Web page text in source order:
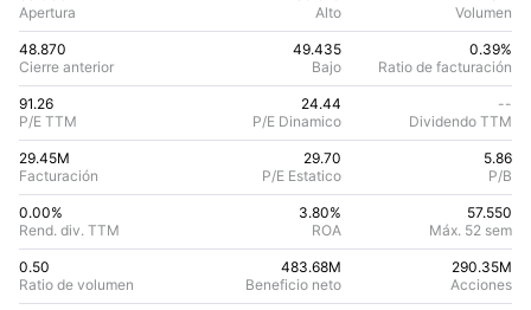
Apertura
Alto
Volumen
91.26
P/E TTM
24.44
P/E Dinamico
--
Dividendo TTM
0.39%
Ratio de facturación
48.870
Cierre anterior
49.435
Bajo
29.45M
Facturación
29.70
P/E Estatico
5.86
P/B
0.00%
Rend. div. TTM
3.80%
ROA
57.550
Máx. 52 sem
0.50
Ratio de volumen
483.68M
Beneficio neto
290.35M
Acciones